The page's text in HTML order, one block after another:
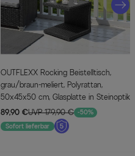
OUTFLEXX Rocking Beistelltisch,
grau/braun-meliert, Polyrattan,
50x45x50 cm, Glasplatte in Steinoptik
89,90 €UVP 179,90 € -50%
Sofort lieferbar